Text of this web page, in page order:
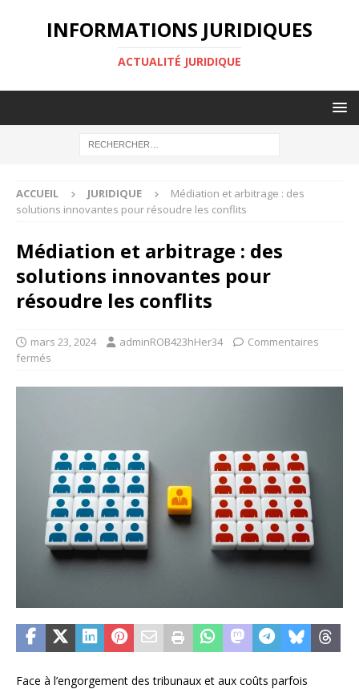
INFORMATIONS JURIDIQUES
ACTUALITÉ JURIDIQUE
ACCUEIL JURIDIQUE
Médiation et arbitrage : des
solutions innovantes pour résoudre les conflits
Médiation et arbitrage : des
solutions innovantes pour
résoudre les conflits
mars 23, 2024 adminROB423hHer34
Commentaires
fermés
Face à l’engorgement des tribunaux et aux coûts parfois